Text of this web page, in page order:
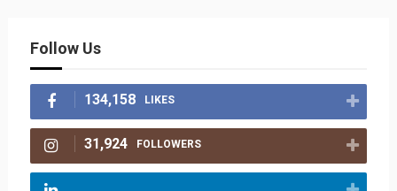
Follow Us
134,158 LIKES
31,924 FOLLOWERS